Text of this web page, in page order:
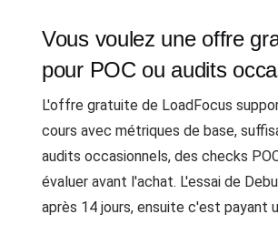
Vous voulez une offre
pour POC ou audits
L'offre gratuite de LoadFocus
cours avec métriques de base,
audits occasionnels, des checks
évaluer avant l'achat. L'essai de
après 14 jours, ensuite c'est payant